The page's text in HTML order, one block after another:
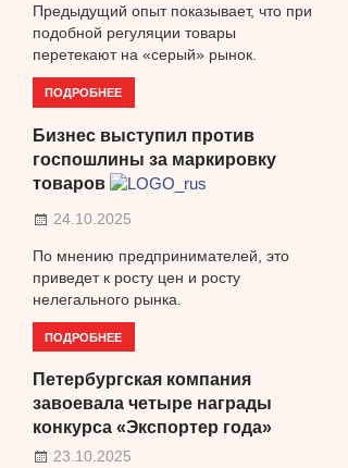
Предыдущий опыт показывает, что при
подобной регуляции товары
перетекают на «серый» рынок.
ПОДРОБНЕЕ
Бизнес выступил против
госпошлины за маркировку
товаров
24.10.2025
По мнению предпринимателей, это
приведет к росту цен и росту
нелегального рынка.
ПОДРОБНЕЕ
Петербургская компания
завоевала четыре награды
конкурса «Экспортер года»
23.10.2025